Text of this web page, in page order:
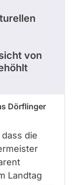
von
Dörflinger
die
Landtag